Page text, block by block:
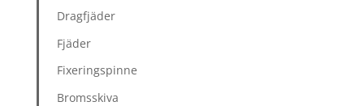
Dragfjäder
Fjäder
Fixeringspinne
Bromsskiva